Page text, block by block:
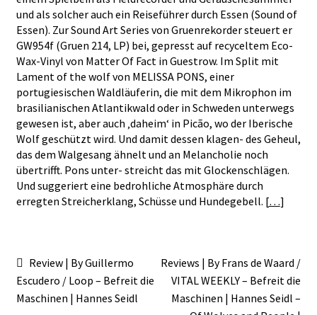
und als solcher auch ein Reiseführer durch Essen (Sound of
Essen). Zur Sound Art Series von Gruenrekorder steuert er
GW954f (Gruen 214, LP) bei, gepresst auf recyceltem Eco-
Wax-Vinyl von Matter Of Fact in Guestrow. Im Split mit
Lament of the wolf von MELISSA PONS, einer
portugiesischen Waldläuferin, die mit dem Mikrophon im
brasilianischen Atlantikwald oder in Schweden unterwegs
gewesen ist, aber auch ‚daheim‘ in Picão, wo der Iberische
Wolf geschützt wird. Und damit dessen klagen- des Geheul,
das dem Walgesang ähnelt und an Melancholie noch
übertrifft. Pons unter- streicht das mit Glockenschlägen.
Und suggeriert eine bedrohliche Atmosphäre durch
erregten Streicherklang, Schüsse und Hundegebell. […]
Beitragsnavigation
Vorheriger
Beitrag:
Review | By Guillermo
Escudero / Loop – Befreit die
Maschinen | Hannes Seidl
Nächster
Beitrag:
Reviews | By Frans de Waard /
VITAL WEEKLY – Befreit die
Maschinen | Hannes Seidl –